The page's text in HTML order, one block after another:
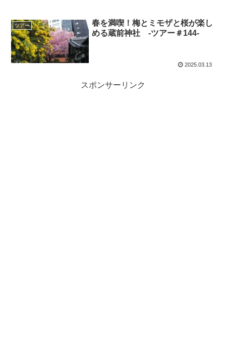
ツアー
春を満喫！梅とミモザと桜が楽し
める蔵前神社 ‐ツアー＃144‐
2025.03.13
スポンサーリンク